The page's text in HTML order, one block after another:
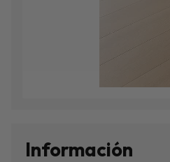
Información